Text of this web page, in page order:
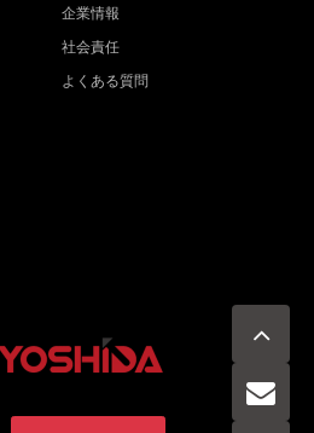
企業情報
社会責任
よくある質問